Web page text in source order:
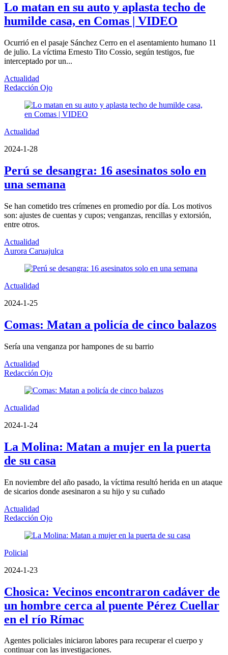
Lo matan en su auto y aplasta techo de
humilde casa, en Comas | VIDEO
Ocurrió en el pasaje Sánchez Cerro en el asentamiento humano 11
de julio. La víctima Ernesto Tito Cossio, según testigos, fue
interceptado por un...
Actualidad
Redacción Ojo
Actualidad
2024-1-28
Perú se desangra: 16 asesinatos solo en
una semana
Se han cometido tres crímenes en promedio por día. Los motivos
son: ajustes de cuentas y cupos; venganzas, rencillas y extorsión,
entre otros.
Actualidad
Aurora Caruajulca
Actualidad
2024-1-25
Comas: Matan a policía de cinco balazos
Sería una venganza por hampones de su barrio
Actualidad
Redacción Ojo
Actualidad
2024-1-24
La Molina: Matan a mujer en la puerta
de su casa
En noviembre del año pasado, la víctima resultó herida en un ataque
de sicarios donde asesinaron a su hijo y su cuñado
Actualidad
Redacción Ojo
Policial
2024-1-23
Chosica: Vecinos encontraron cadáver de
un hombre cerca al puente Pérez Cuellar
en el río Rímac
Agentes policiales iniciaron labores para recuperar el cuerpo y
continuar con las investigaciones.